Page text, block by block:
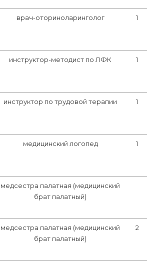
врач-оториноларинголог 1
инструктор-методист по ЛФК 1
инструктор по трудовой терапии 1
медицинский логопед 1
медсестра палатная (медицинский
брат палатный)
медсестра палатная (медицинский
брат палатный)
2